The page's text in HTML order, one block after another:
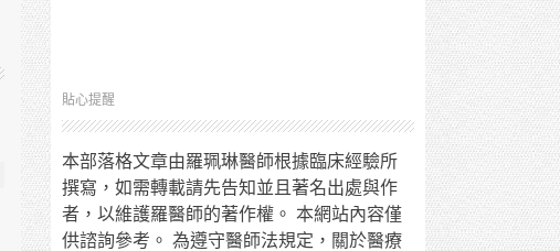
貼心提醒
本部落格文章由羅珮琳醫師根據臨床經驗所
撰寫，如需轉載請先告知並且著名出處與作
者，以維護羅醫師的著作權。 本網站內容僅
供諮詢參考。 為遵守醫師法規定，關於醫療